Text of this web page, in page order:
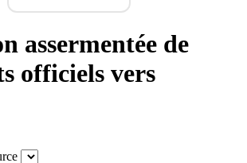
assermentée de
officiels vers